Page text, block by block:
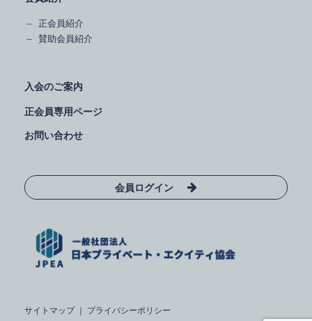
正会員紹介
賛助会員紹介
入会のご案内
正会員専用ページ
お問い合わせ
会員ログイン
サイトマップ｜ プライバシーポリシー